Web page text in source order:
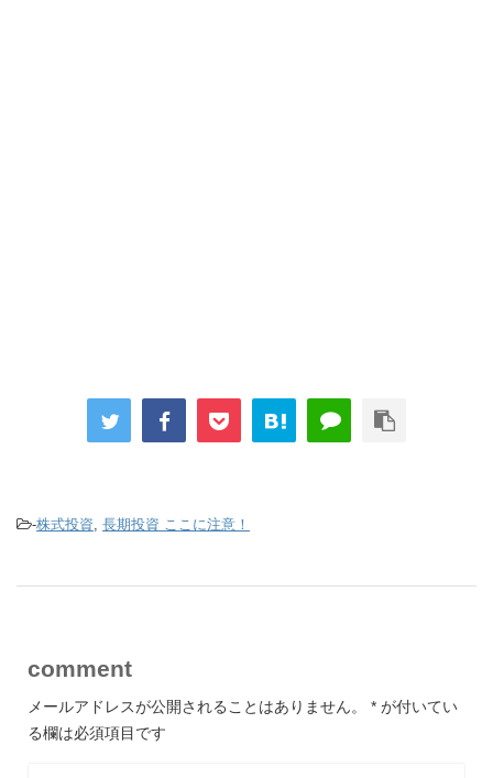
-株式投資, 長期投資 ここに注意！
comment
メールアドレスが公開されることはありません。 * が付いてい
る欄は必須項目です